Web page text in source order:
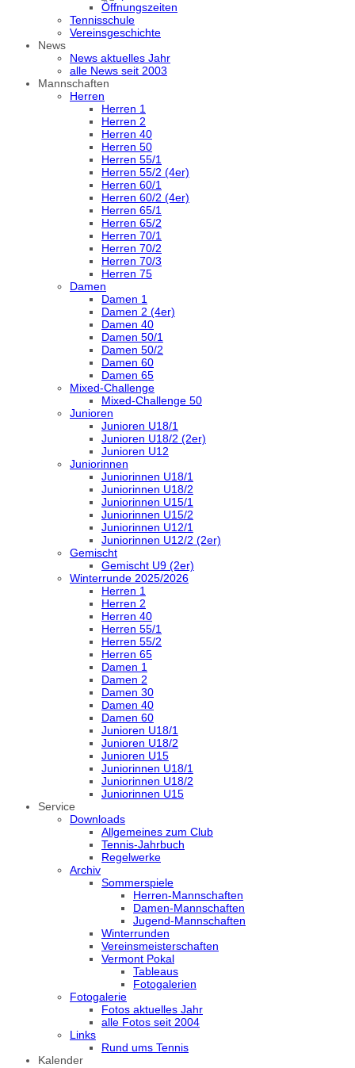
Öffnungszeiten
Tennisschule
Vereinsgeschichte
News
News aktuelles Jahr
alle News seit 2003
Mannschaften
Herren
Herren 1
Herren 2
Herren 40
Herren 50
Herren 55/1
Herren 55/2 (4er)
Herren 60/1
Herren 60/2 (4er)
Herren 65/1
Herren 65/2
Herren 70/1
Herren 70/2
Herren 70/3
Herren 75
Damen
Damen 1
Damen 2 (4er)
Damen 40
Damen 50/1
Damen 50/2
Damen 60
Damen 65
Mixed-Challenge
Mixed-Challenge 50
Junioren
Junioren U18/1
Junioren U18/2 (2er)
Junioren U12
Juniorinnen
Juniorinnen U18/1
Juniorinnen U18/2
Juniorinnen U15/1
Juniorinnen U15/2
Juniorinnen U12/1
Juniorinnen U12/2 (2er)
Gemischt
Gemischt U9 (2er)
Winterrunde 2025/2026
Herren 1
Herren 2
Herren 40
Herren 55/1
Herren 55/2
Herren 65
Damen 1
Damen 2
Damen 30
Damen 40
Damen 60
Junioren U18/1
Junioren U18/2
Junioren U15
Juniorinnen U18/1
Juniorinnen U18/2
Juniorinnen U15
Service
Downloads
Allgemeines zum Club
Tennis-Jahrbuch
Regelwerke
Archiv
Sommerspiele
Herren-Mannschaften
Damen-Mannschaften
Jugend-Mannschaften
Winterrunden
Vereinsmeisterschaften
Vermont Pokal
Tableaus
Fotogalerien
Fotogalerie
Fotos aktuelles Jahr
alle Fotos seit 2004
Links
Rund ums Tennis
Kalender